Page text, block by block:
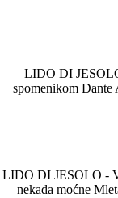
LIDO DI
spomenikom Dante
LIDO DI JESOLO -
nekada moćne